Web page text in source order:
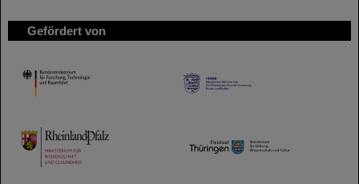
Gefördert von
HMWK
TMWWDG